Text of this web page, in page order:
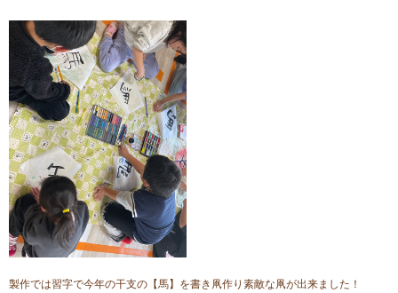
製作では習字で今年の干支の【馬】を書き凧作り素敵な凧が出来ました！